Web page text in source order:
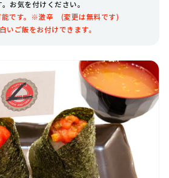
お気を付けください。
です。※激辛 (変更は無料です)
ご飯をお付けできます。